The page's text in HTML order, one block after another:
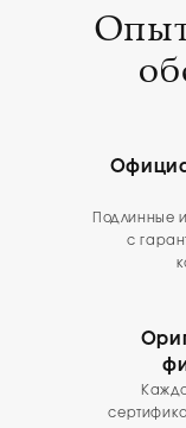
Подлинные
с